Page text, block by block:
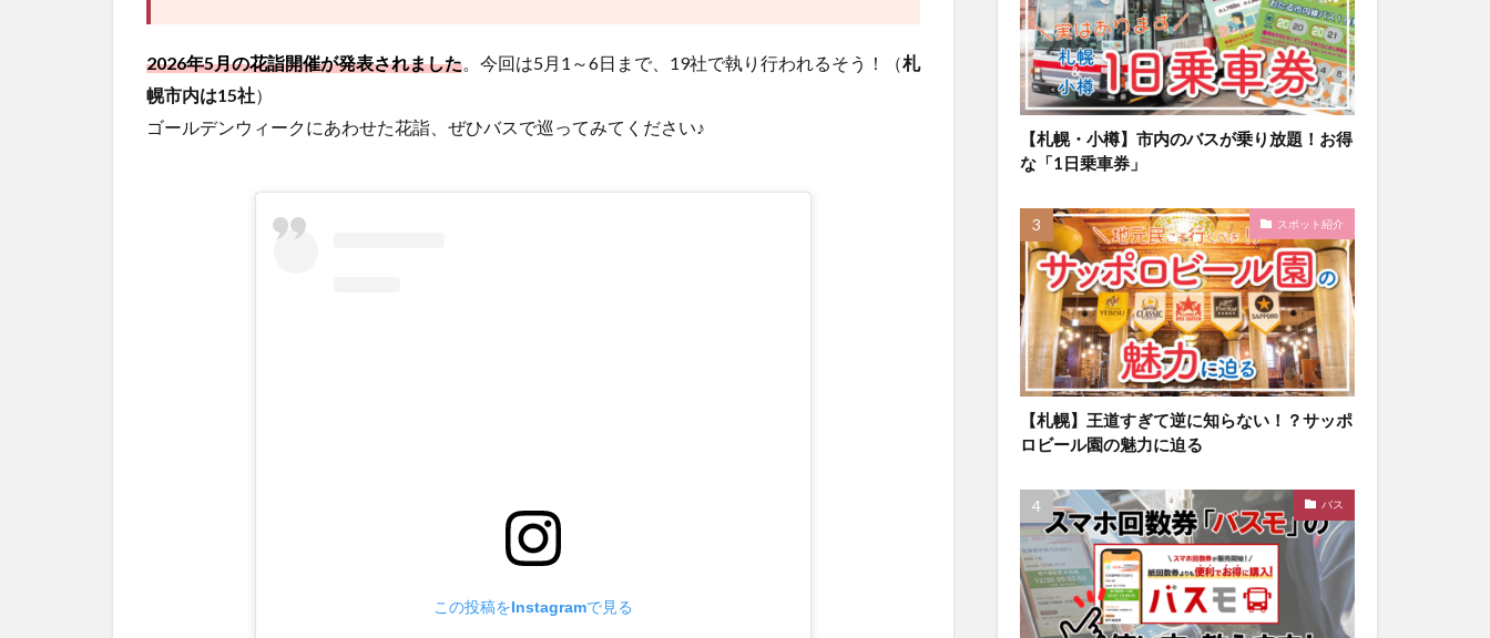
2026年5月の花詣開催が発表されました 。今回は5月1～6日まで、19社で執り行われるそう！（札
幌市内は15社）
ゴールデンウィークにあわせた花詣、ぜひバスで巡ってみてください♪
この投稿をInstagramで見る
【札幌・小樽】市内のバスが乗り放題！お得
な「1日乗車券」
スポット紹介
【札幌】王道すぎて逆に知らない！？サッポ
ロビール園の魅力に迫る
バス